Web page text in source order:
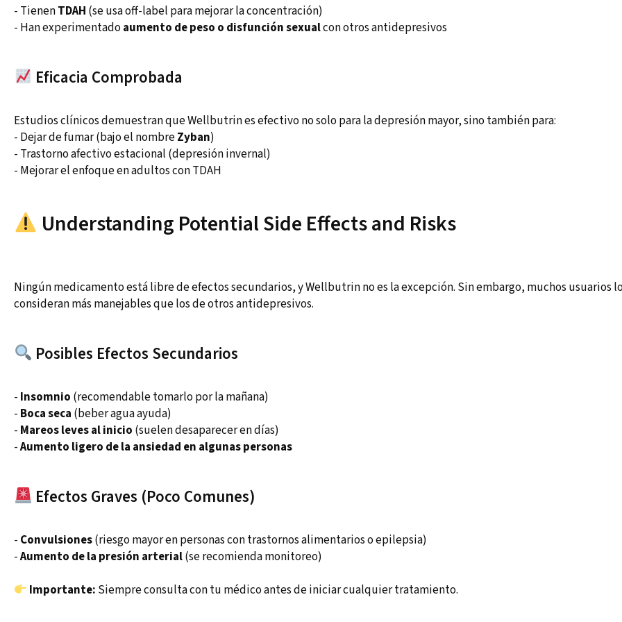
- TienenTDAH (se usa off-label para mejorar la concentración)
- Han experimentadoaumento de peso o disfunción sexualcon otros antidepresivos
Eficacia Comprobada
Estudios clínicos demuestran que Wellbutrin es efectivo no solo para la depresión mayor, sino también para:
- Dejar de fumar (bajo el nombreZyban)
- Trastorno afectivo estacional (depresión invernal)
- Mejorar el enfoque en adultos con TDAH
Understanding Potential Side Effects and Risks
Ningún medicamento está libre de efectos secundarios, y Wellbutrin no es la excepción. Sin embargo, muchos usuarios
consideran más manejables que los de otros antidepresivos.
Posibles Efectos Secundarios
- Insomnio (recomendable tomarlo por la mañana)
- Boca seca (beber agua ayuda)
- Mareos leves al inicio (suelen desaparecer en días)
-Aumento ligero de la ansiedad en algunas personas
Efectos Graves (Poco Comunes)
- Convulsiones(riesgo mayor en personas con trastornos alimentarios o epilepsia)
-Aumento de la presión arterial(se recomienda monitoreo)
Importante: Siempre consulta con tu médico antes de iniciar cualquier tratamiento.